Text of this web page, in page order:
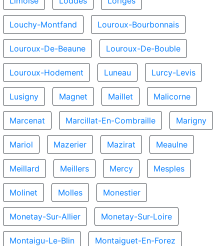
Louchy-Montfand Louroux-Bourbonnais
Louroux-De-Beaune Louroux-De-Bouble
Louroux-Hodement Luneau Lurcy-Levis
Lusigny Magnet Maillet Malicorne
Marcenat Marcillat-En-Combraille Marigny
Mariol Mazerier Mazirat Meaulne
Meillard Meillers Mercy Mesples
Molinet Molles Monestier
Monetay-Sur-Allier Monetay-Sur-Loire
Montaigu-Le-Blin Montaiguet-En-Forez